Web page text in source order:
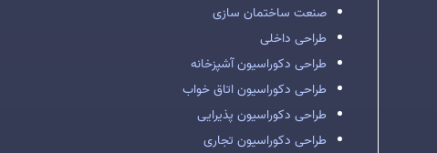
صنعت ساختمان سازی
طراحی داخلی
طراحی دکوراسیون آشپزخانه
طراحی دکوراسیون اتاق خواب
طراحی دکوراسیون پذیرایی
طراحی دکوراسیون تجاری